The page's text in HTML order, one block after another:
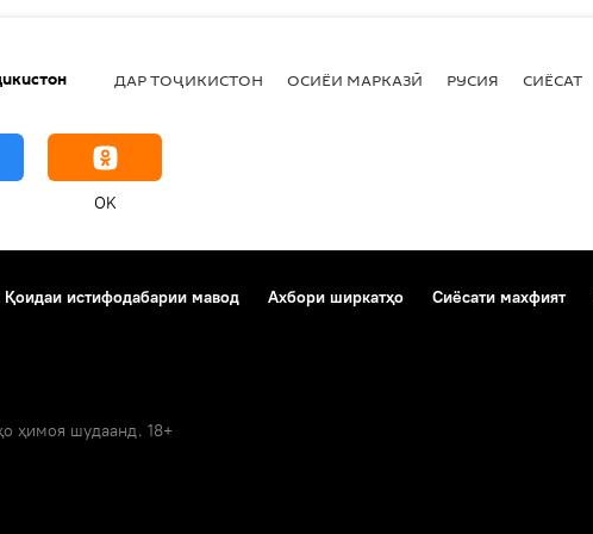
ДАР ТОҶИКИСТОН ОСИЁИ МАРКАЗӢ РУСИЯ СИЁСАТ
OK
Қоидаи истифодабарии мавод Ахбори ширкатҳо Сиёсати махфият
ҳимоя шудаанд. 18+